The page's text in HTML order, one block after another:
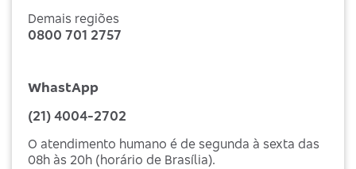
Demais regiões
0800 701 2757
WhastApp
(21) 4004-2702
O atendimento humano é de segunda à sexta das
08h às 20h (horário de Brasília).